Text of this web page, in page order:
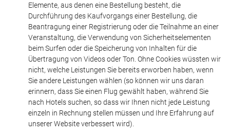
Elemente, aus denen eine Bestellung besteht, die
Durchführung des Kaufvorgangs einer Bestellung, die
Beantragung einer Registrierung oder die Teilnahme an einer
Veranstaltung, die Verwendung von Sicherheitselementen
beim Surfen oder die Speicherung von Inhalten für die
Übertragung von Videos oder Ton. Ohne Cookies wüssten wir
nicht, welche Leistungen Sie bereits erworben haben, wenn
Sie andere Leistungen wählen (so können wir uns daran
erinnern, dass Sie einen Flug gewählt haben, während Sie
nach Hotels suchen, so dass wir Ihnen nicht jede Leistung
einzeln in Rechnung stellen müssen und Ihre Erfahrung auf
unserer Website verbessert wird).